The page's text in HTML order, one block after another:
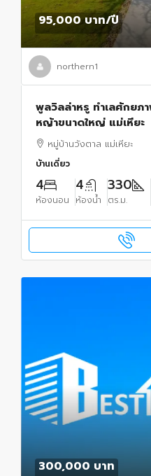
95,000 บาท/ปี
northern1
พูลวิลล่าหรู ทำเลศักยภ
หญ้าขนาดใหญ่ แม่เหียะ
หมู่บ้านวังตาล แม่เหียะ
บ้านเดี่ยว
4
ห้องนอน
4
ห้องน้ำ
330
ตร.ม.
300,000 บาท